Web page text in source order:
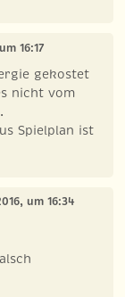
16:17
gekostet
nicht vom
Spielplan ist
um 16:34